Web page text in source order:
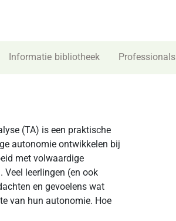
Informatie bibliotheek Professionals
(TA) is een praktische
autonomie ontwikkelen bij
met volwaardige
leerlingen (en ook
en gevoelens wat
van hun autonomie. Hoe